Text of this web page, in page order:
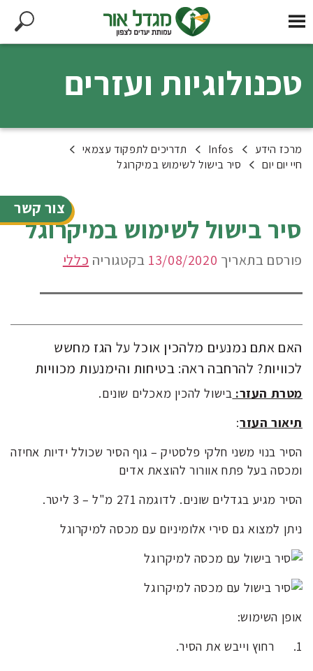
צור קשר
טכנולוגיות ועזרים
מרכז הידע Infos
תדריכים לתפקוד עצמאי
חיי יום יום
סיר בישול לשימוש במיקרוגל
סיר בישול לשימוש במיקרוגל
פורסם בתאריך 13/08/2020 בקטגוריה כללי
האם אתם נמנעים מלהכין אוכל על הגז מחשש
לכוויות? להרחבה ראה: בטיחות והימנעות מכוויות
מטרת העזר: בישול להכין מאכלים שונים.
תיאור העזר:
הסיר בנוי משני חלקי פלסטיק – גוף הסיר שכולל ידיות אחיזה
ומכסה בעל פתח אוורור להוצאת אדים
הסיר מגיע בגדלים שונים. לדוגמה 271 מ"ל – 3 ליטר.
ניתן למצוא גם סירי אלומיניום עם מכסה למיקרוגל
אופן השימוש:
1.
רחוץ וייבש את הסיר.